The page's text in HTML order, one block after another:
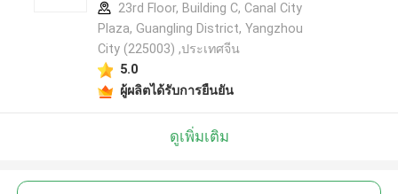
23rd Floor, Building C, Canal City
Plaza, Guangling District, Yangzhou
City (225003) ,ประเทศจีน
5.0
ผู้ผลิตได้รับการยืนยัน
ดูเพิ่มเติม